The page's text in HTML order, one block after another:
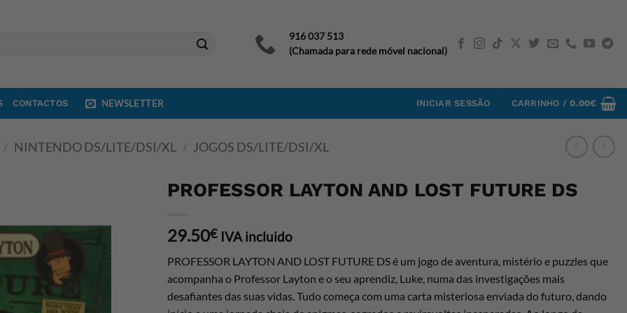
916 037 513
(Chamada para rede móvel nacional)
CONTACTOS NEWSLETTER INICIAR SESSÃO CARRINHO /0.00€
/ NINTENDO DS/LITE/DSI/XL / JOGOS DS/LITE/DSI/XL
PROFESSOR LAYTON AND LOST FUTURE DS
29.50€ IVA incluido
PROFESSOR LAYTON AND LOST FUTURE DS é um jogo de aventura, mistério e puzzles que
acompanha o Professor Layton e o seu aprendiz, Luke, numa das investigações mais
desafiantes das suas vidas. Tudo começa com uma carta misteriosa enviada do futuro, dando